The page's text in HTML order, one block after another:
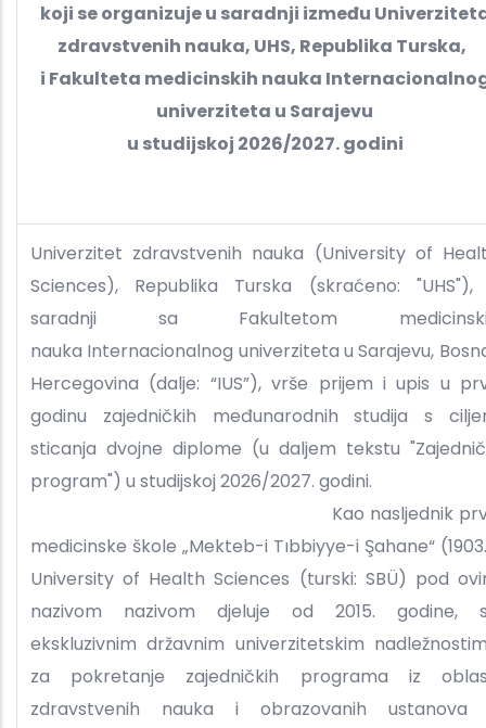
koji se organizuje u saradnji između
zdravstvenih nauka, UHS, Republika Turska,
i Fakulteta medicinskih nauka
univerziteta u Sarajevu
u studijskoj 2026/2027. godini
Univerzitet zdravstvenih nauka (University of
Sciences), Republika Turska (skraćeno: "UHS"),
saradnji sa Fakultetom
nauka Internacionalnog univerziteta u Sarajevu,
Hercegovina (dalje: “IUS”), vrše prijem i upis u
godinu zajedničkih međunarodnih studija s
sticanja dvojne diplome (u daljem tekstu
program") u studijskoj 2026/2027.
Kao nasljednik
medicinske škole „Mekteb-i Tıbbiyye-i Şahane“
University of Health Sciences (turski: SBÜ) pod
nazivom nazivom djeluje od 2015. godine,
ekskluzivnim državnim univerzitetskim
za pokretanje zajedničkih programa iz
zdravstvenih nauka i obrazovanih ustanova